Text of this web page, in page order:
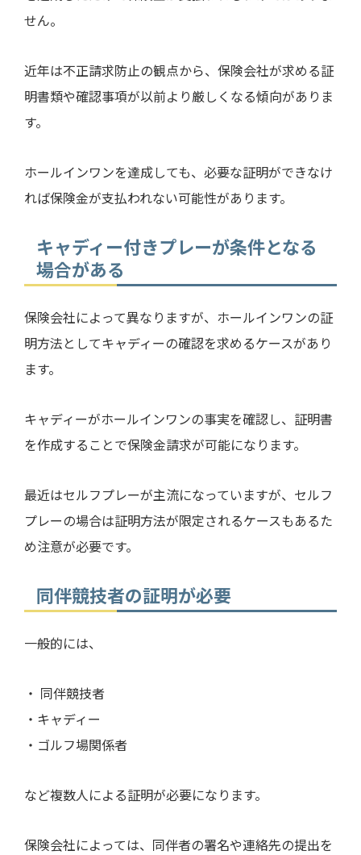
せん。
近年は不正請求防止の観点から、保険会社が求める証
明書類や確認事項が以前より厳しくなる傾向がありま
す。
ホールインワンを達成しても、必要な証明ができなけ
れば保険金が支払われない可能性があります。
キャディー付きプレーが条件となる
場合がある
保険会社によって異なりますが、ホールインワンの証
明方法としてキャディーの確認を求めるケースがあり
ます。
キャディーがホールインワンの事実を確認し、証明書
を作成することで保険金請求が可能になります。
最近はセルフプレーが主流になっていますが、セルフ
プレーの場合は証明方法が限定されるケースもあるた
め注意が必要です。
同伴競技者の証明が必要
一般的には、
・ 同伴競技者
・キャディー
・ゴルフ場関係者
など複数人による証明が必要になります。
保険会社によっては、同伴者の署名や連絡先の提出を